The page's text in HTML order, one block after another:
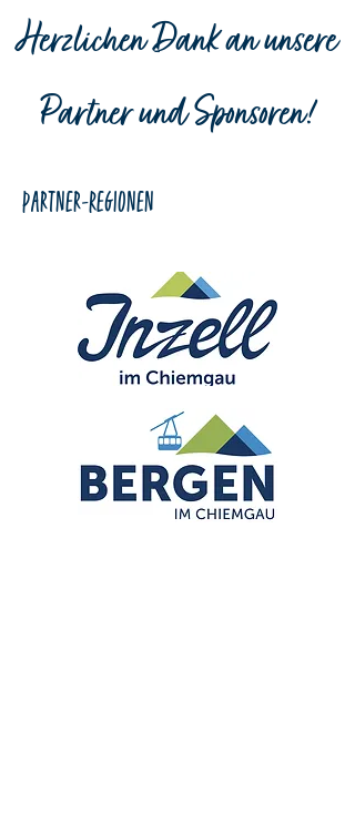
Herzlichen Dank an unsere
Partner und Sponsoren!
Partner-Regionen